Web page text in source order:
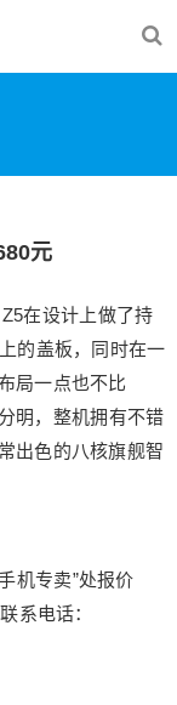
元
在设计上做了持
的盖板，同时在一
局一点也不比
明，整机拥有不错
出色的八核旗舰智
机专卖”处报价
系电话：